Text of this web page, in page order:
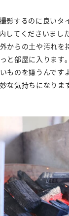
影するのに良いタ
してくださいまし
からの土や汚れを
と部屋に入ります。
ものを嫌うんです
な気持ちになりま